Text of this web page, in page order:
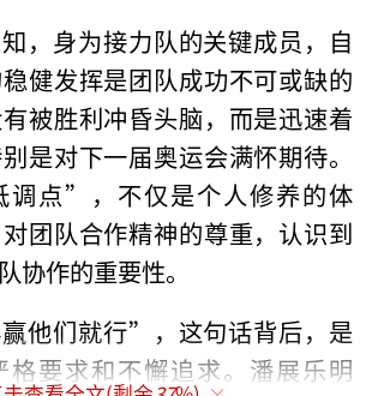
，身为接力队的关键成员，自
健发挥是团队成功不可或缺的
被胜利冲昏头脑，而是迅速着
是对下一届奥运会满怀期待。
点”，不仅是个人修养的体
团队合作精神的尊重，认识到
协作的重要性。
他们就行”，这句话背后，是
格要求和不懈追求。潘展乐明